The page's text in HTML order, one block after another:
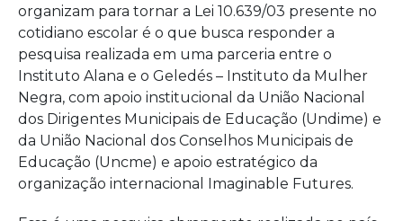
organizam para tornar a Lei 10.639/03 presente no
cotidiano escolar é o que busca responder a
pesquisa realizada em uma parceria entre o
Instituto Alana e o Geledés – Instituto da Mulher
Negra, com apoio institucional da União Nacional
dos Dirigentes Municipais de Educação (Undime) e
da União Nacional dos Conselhos Municipais de
Educação (Uncme) e apoio estratégico da
organização internacional Imaginable Futures.